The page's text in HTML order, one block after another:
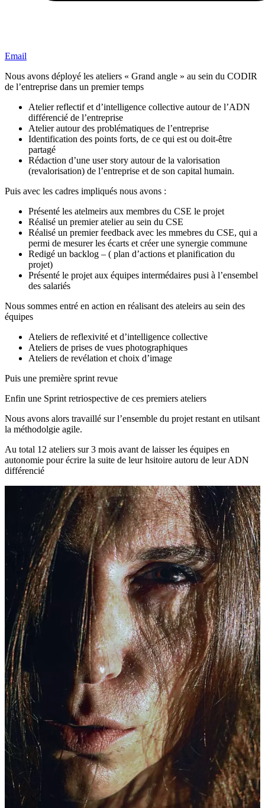
Email
Nous avons déployé les ateliers « Grand angle » au sein du CODIR
de l’entreprise dans un premier temps
Atelier reflectif et d’intelligence collective autour de l’ADN
différencié de l’entreprise
Atelier autour des problématiques de l’entreprise
Identification des points forts, de ce qui est ou doit-être
partagé
Rédaction d’une user story autour de la valorisation
(revalorisation) de l’entreprise et de son capital humain.
Puis avec les cadres impliqués nous avons :
Présenté les atelmeirs aux membres du CSE le projet
Réalisé un premier atelier au sein du CSE
Réalisé un premier feedback avec les mmebres du CSE, qui a
permi de mesurer les écarts et créer une synergie commune
Redigé un backlog – ( plan d’actions et planification du
projet)
Présenté le projet aux équipes intermédaires pusi à l’ensembel
des salariés
Nous sommes entré en action en réalisant des ateleirs au sein des
équipes
Ateliers de reflexivité et d’intelligence collective
Ateliers de prises de vues photographiques
Ateliers de revélation et choix d’image
Puis une première sprint revue
Enfin une Sprint retriospective de ces premiers ateliers
Nous avons alors travaillé sur l’ensemble du projet restant en utilsant
la méthodolgie agile.
Au total 12 ateliers sur 3 mois avant de laisser les équipes en
autonomie pour écrire la suite de leur hsitoire autoru de leur ADN
différencié